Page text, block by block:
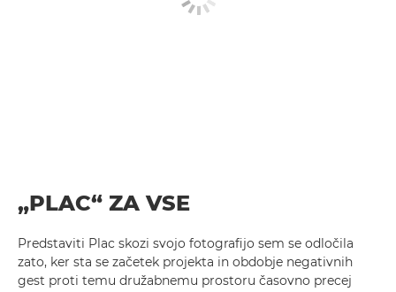
„PLAC“ ZA VSE
Predstaviti Plac skozi svojo fotografijo sem se odločila
zato, ker sta se začetek projekta in obdobje negativnih
gest proti temu družabnemu prostoru časovno precej